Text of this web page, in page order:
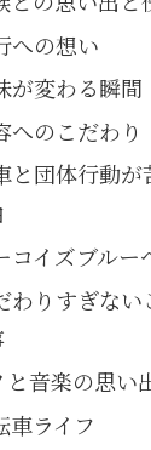
への想い
が変わる瞬間
へのこだわり
と団体行動が
コイズブルー
わりすぎない
と音楽の思い
車ライフ